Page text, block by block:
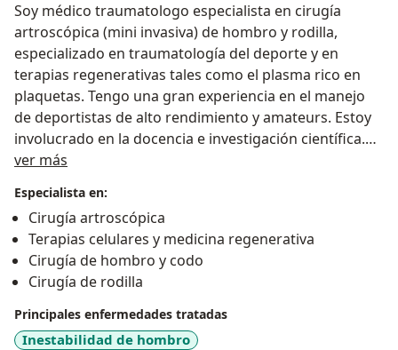
Soy médico traumatologo especialista en cirugía
artroscópica (mini invasiva) de hombro y rodilla,
especializado en traumatología del deporte y en
terapias regenerativas tales como el plasma rico en
plaquetas. Tengo una gran experiencia en el manejo
de deportistas de alto rendimiento y amateurs. Estoy
involucrado en la docencia e investigación científica.
Doy lo mejor de mi para estar actualizado con los
Misión: Brindarle a mis pacientes todo lo que esté a mi
alcance para que puedan prevenir y tratar sus
dolencias, mejorando su calidad de vida personal y
deportiva.
ver más
Especialista en:
Cirugía artroscópica
Terapias celulares y medicina regenerativa
Cirugía de hombro y codo
Cirugía de rodilla
Principales enfermedades tratadas
Inestabilidad de hombro